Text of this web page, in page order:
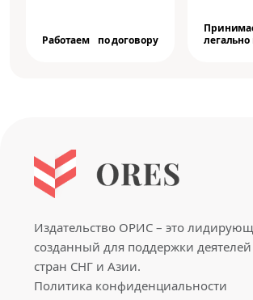
Работаем по договору
легально
Издательство ОРИС – это
созданный для поддержки
стран СНГ и Азии.
Политика конфиденциальности